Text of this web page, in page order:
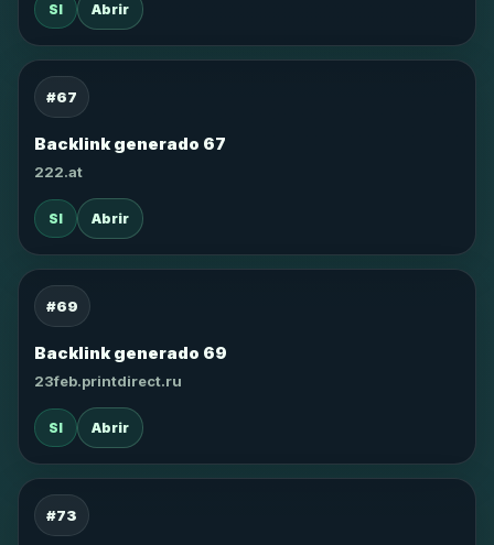
SI Abrir
#67
Backlink generado 67
222.at
SI Abrir
#69
Backlink generado 69
23feb.printdirect.ru
SI Abrir
#73